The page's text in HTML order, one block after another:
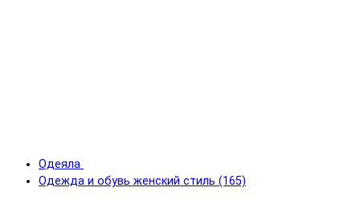
Одеяла
Одежда и обувь женский стиль (165)